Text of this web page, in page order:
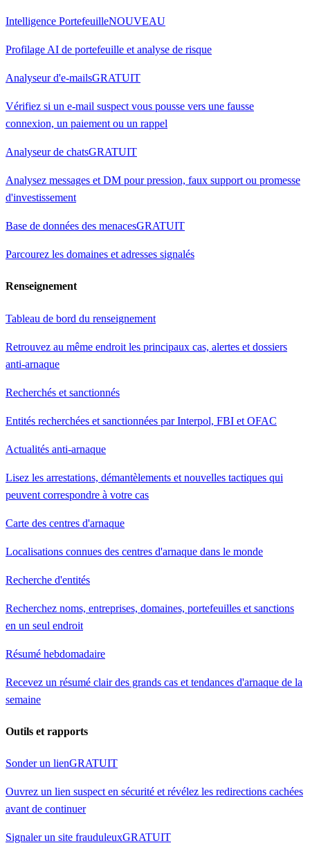
Intelligence PortefeuilleNOUVEAU
Profilage AI de portefeuille et analyse de risque
Analyseur d'e-mailsGRATUIT
Vérifiez si un e-mail suspect vous pousse vers une fausse
connexion, un paiement ou un rappel
Analyseur de chatsGRATUIT
Analysez messages et DM pour pression, faux support ou promesse
d'investissement
Base de données des menacesGRATUIT
Parcourez les domaines et adresses signalés
Renseignement
Tableau de bord du renseignement
Retrouvez au même endroit les principaux cas, alertes et dossiers
anti-arnaque
Recherchés et sanctionnés
Entités recherchées et sanctionnées par Interpol, FBI et OFAC
Actualités anti-arnaque
Lisez les arrestations, démantèlements et nouvelles tactiques qui
peuvent correspondre à votre cas
Carte des centres d'arnaque
Localisations connues des centres d'arnaque dans le monde
Recherche d'entités
Recherchez noms, entreprises, domaines, portefeuilles et sanctions
en un seul endroit
Résumé hebdomadaire
Recevez un résumé clair des grands cas et tendances d'arnaque de la
semaine
Outils et rapports
Sonder un lienGRATUIT
Ouvrez un lien suspect en sécurité et révélez les redirections cachées
avant de continuer
Signaler un site frauduleuxGRATUIT